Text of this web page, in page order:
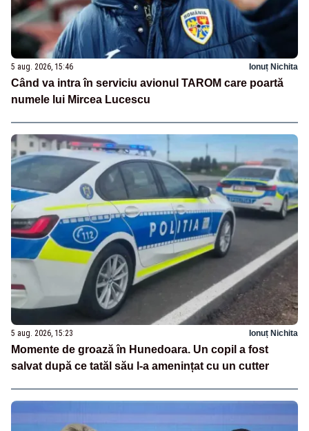
5 aug. 2026, 15:46 Ionuț Nichita
Când va intra în serviciu avionul TAROM care poartă
numele lui Mircea Lucescu
5 aug. 2026, 15:23 Ionuț Nichita
Momente de groază în Hunedoara. Un copil a fost
salvat după ce tatăl său l-a amenințat cu un cutter